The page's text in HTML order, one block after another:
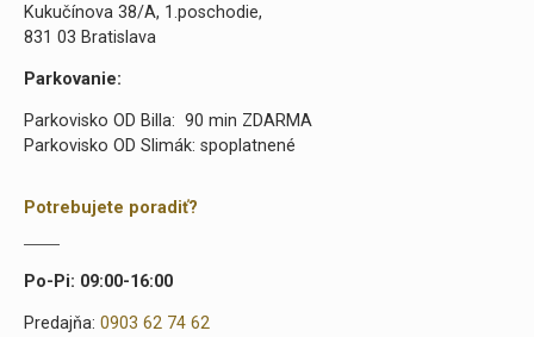
Kukučínova 38/A, 1.poschodie,
831 03 Bratislava
Parkovanie:
Parkovisko OD Billa: 90 min ZDARMA
Parkovisko OD Slimák: spoplatnené
Potrebujete poradiť?
Po-Pi: 09:00-16:00
Predajňa: 0903 62 74 62